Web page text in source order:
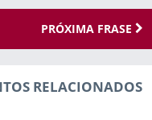
PRÓXIMA FRASE
RELACIONADOS